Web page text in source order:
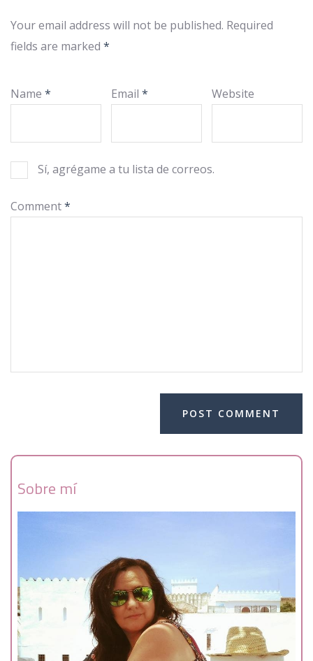
Sobre mí
Your email address will not be published. Required
fields are marked *
Name * Email* Website
Sí, agrégame a tu lista de correos.
Comment*